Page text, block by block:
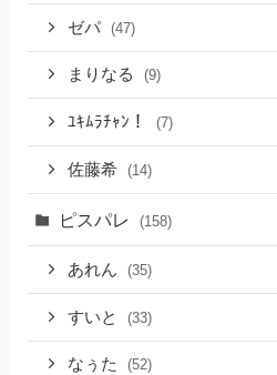
ゼパ (47)
まりなる (9)
ﾕｷﾑﾗﾁｬﾝ！ (7)
佐藤希 (14)
ピスパレ (158)
あれん (35)
すいと (33)
なぅた (52)